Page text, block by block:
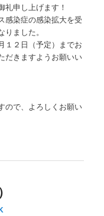
礼申し上げます！
感染症の感染拡大を受
ました。
１２日（予定）までお
だきますようお願いい
ので、よろしくお願い